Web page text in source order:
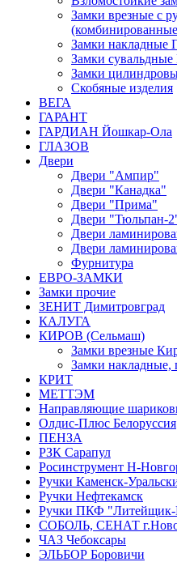
Замки врезные с
Замки накладные
Замки
Замки
Скобяные изделия
ВЕГА
ГАРАНТ
ГАРДИАН Йошкар-Ола
ГЛАЗОВ
Двери
Двери "Ампир"
Двери "Канадка"
Двери "Прима"
Двери "Тюльпан-
Двери
Двери
Фурнитура
ЕВРО-ЗАМКИ
Замки прочие
ЗЕНИТ Димитровград
КАЛУГА
КИРОВ (Сельмаш)
Замки врезные
Замки накладные,
КРИТ
МЕТТЭМ
Направляющие
Олдис-Плюс Белоруссия
ПЕНЗА
РЗК Сарапул
Росинструмент Н-
Ручки Каменск-
Ручки Нефтекамск
Ручки ПКФ
СОБОЛЬ, СЕНАТ
ЧАЗ Чебоксары
ЭЛЬБОР Боровичи